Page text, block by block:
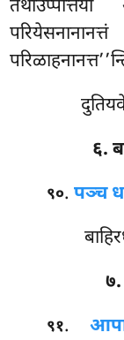
६.
९०.पञ्च
९१.